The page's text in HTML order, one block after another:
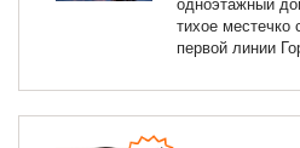
одноэтажный
тихое местечко
первой линии